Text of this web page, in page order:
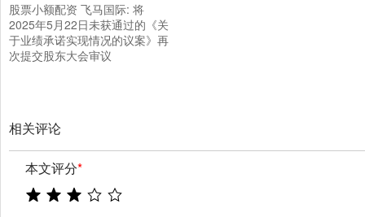
股票小额配资 飞马国际: 将
2025年5月22日未获通过的《关
于业绩承诺实现情况的议案》再
次提交股东大会审议
相关评论
本文评分*